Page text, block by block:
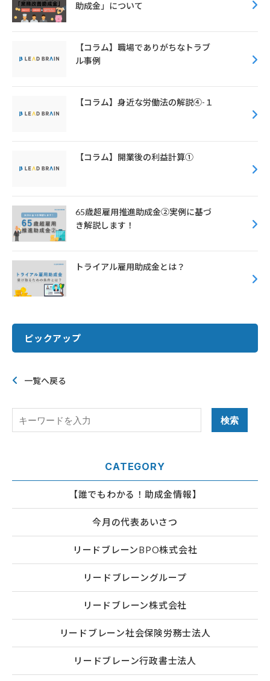
助成金」について
【コラム】職場でありがちなトラブ
ル事例
【コラム】身近な労働法の解説④-１
【コラム】開業後の利益計算①
65歳超雇用推進助成金➁実例に基づ
き解説します！
トライアル雇用助成金とは？
ピックアップ
一覧へ戻る
CATEGORY
【誰でもわかる！助成金情報】
今月の代表あいさつ
リードブレーンBPO株式会社
リードブレーングループ
リードブレーン株式会社
リードブレーン社会保険労務士法人
リードブレーン行政書士法人